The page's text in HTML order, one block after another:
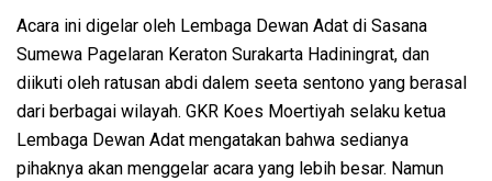
Acara ini digelar oleh Lembaga Dewan Adat di Sasana
Sumewa Pagelaran Keraton Surakarta Hadiningrat, dan
diikuti oleh ratusan abdi dalem seeta sentono yang berasal
dari berbagai wilayah. GKR Koes Moertiyah selaku ketua
Lembaga Dewan Adat mengatakan bahwa sedianya
pihaknya akan menggelar acara yang lebih besar. Namun